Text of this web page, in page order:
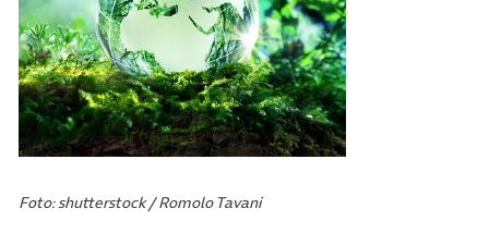
Foto: shutterstock / Romolo Tavani